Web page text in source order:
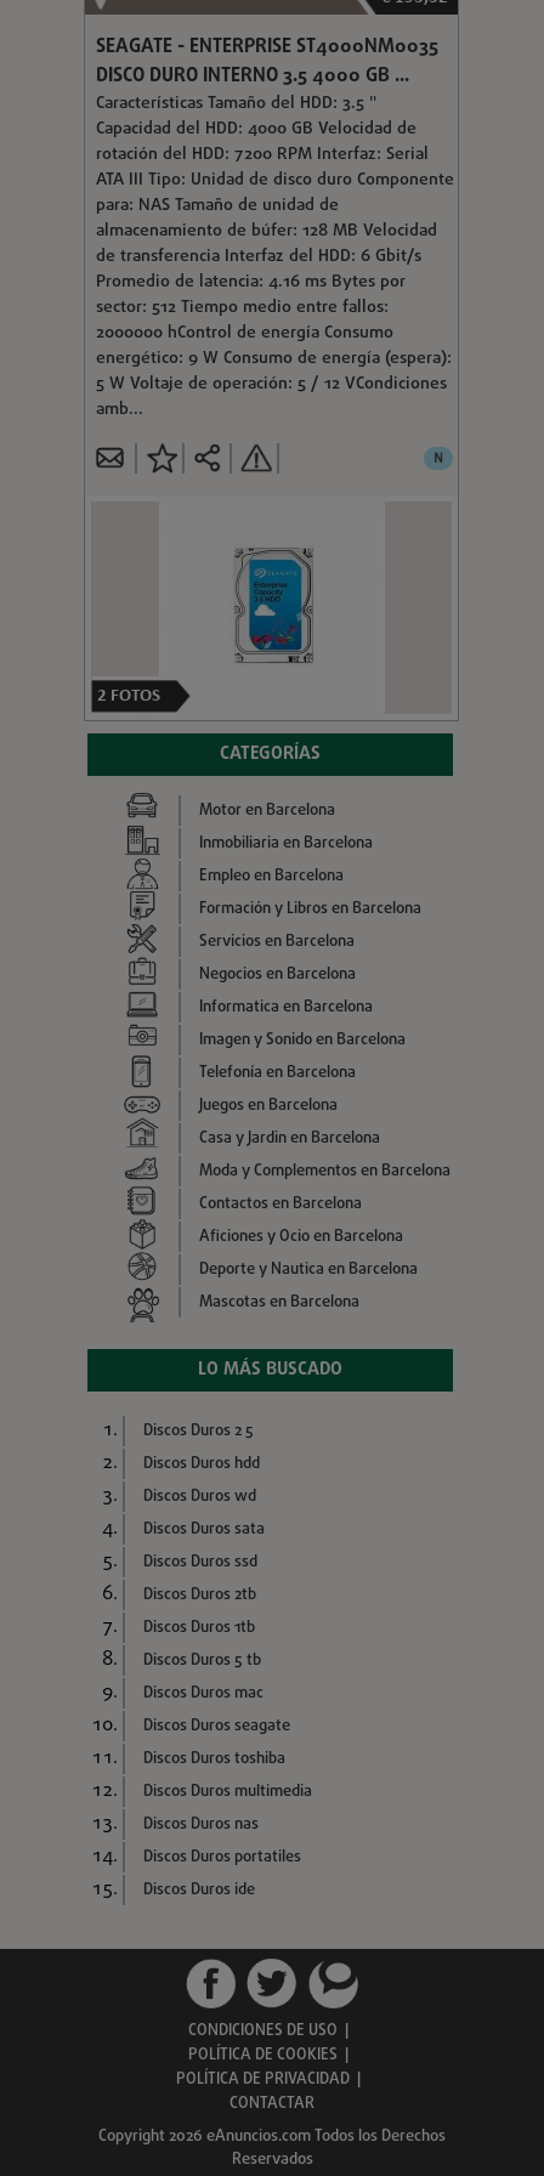
SEAGATE - ENTERPRISE ST4000NM0035
DISCO DURO INTERNO 3.5 4000 GB ...
Características Tamaño del HDD: 3.5 "
Capacidad del HDD: 4000 GB Velocidad de
rotación del HDD: 7200 RPM Interfaz: Serial
ATA III Tipo: Unidad de disco duro Componente
para: NAS Tamaño de unidad de
almacenamiento de búfer: 128 MB Velocidad
de transferencia Interfaz del HDD: 6 Gbit/s
Promedio de latencia: 4.16 ms Bytes por
sector: 512 Tiempo medio entre fallos:
2000000 hControl de energía Consumo
energético: 9 W Consumo de energía (espera):
5 W Voltaje de operación: 5 / 12 VCondiciones
amb...
N
2 FOTOS
CATEGORÍAS
Motor en Barcelona
Inmobiliaria en Barcelona
Empleo en Barcelona
Formación y Libros en Barcelona
Servicios en Barcelona
Negocios en Barcelona
Informatica en Barcelona
Imagen y Sonido en Barcelona
Telefonía en Barcelona
Juegos en Barcelona
Casa y Jardin en Barcelona
Moda y Complementos en Barcelona
Contactos en Barcelona
Aficiones y Ocio en Barcelona
Deporte y Nautica en Barcelona
Mascotas en Barcelona
LO MÁS BUSCADO
Discos Duros 2 5
Discos Duros hdd
Discos Duros wd
Discos Duros sata
Discos Duros ssd
Discos Duros 2tb
Discos Duros 1tb
Discos Duros 5 tb
Discos Duros mac
Discos Duros seagate
Discos Duros toshiba
Discos Duros multimedia
Discos Duros nas
Discos Duros portatiles
Discos Duros ide
CONDICIONES DE USO |
POLÍTICA DE COOKIES |
POLÍTICA DE PRIVACIDAD |
CONTACTAR
Copyright 2026 eAnuncios.com Todos los Derechos
Reservados